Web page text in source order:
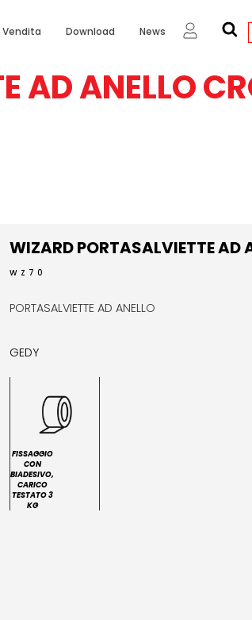
Vendita Download News
AD ANELLO
WIZARD PORTASALVIETTE AD
WZ70
PORTASALVIETTE AD ANELLO
GEDY
FISSAGGIO
CON
BIADESIVO,
CARICO
TESTATO 3
KG